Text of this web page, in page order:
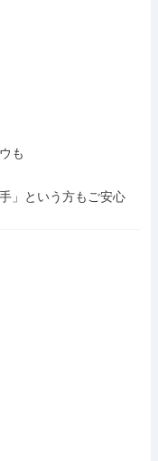
も
」という方もご安心